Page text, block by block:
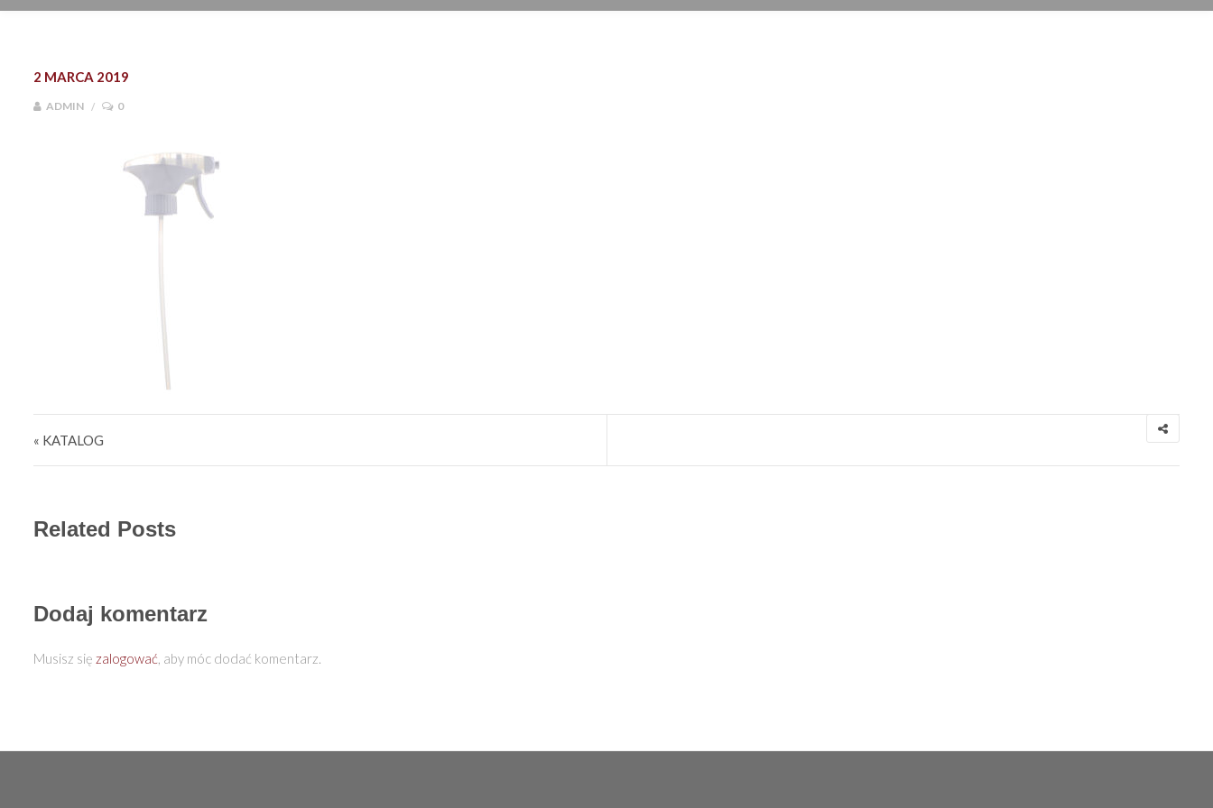
2 MARCA 2019
ADMIN 0
Nawigacja wpisu
« KATALOG
Related Posts
Dodaj komentarz
Musisz się zalogować, aby móc dodać komentarz.